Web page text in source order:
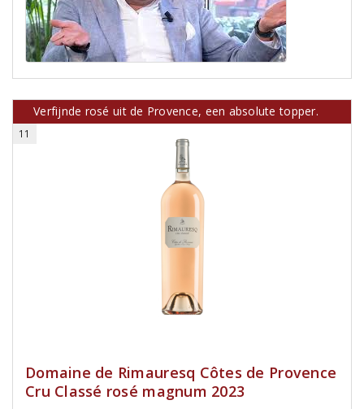
Verfijnde rosé uit de Provence, een absolute topper.
11
Domaine de Rimauresq Côtes de Provence
Cru Classé rosé magnum 2023